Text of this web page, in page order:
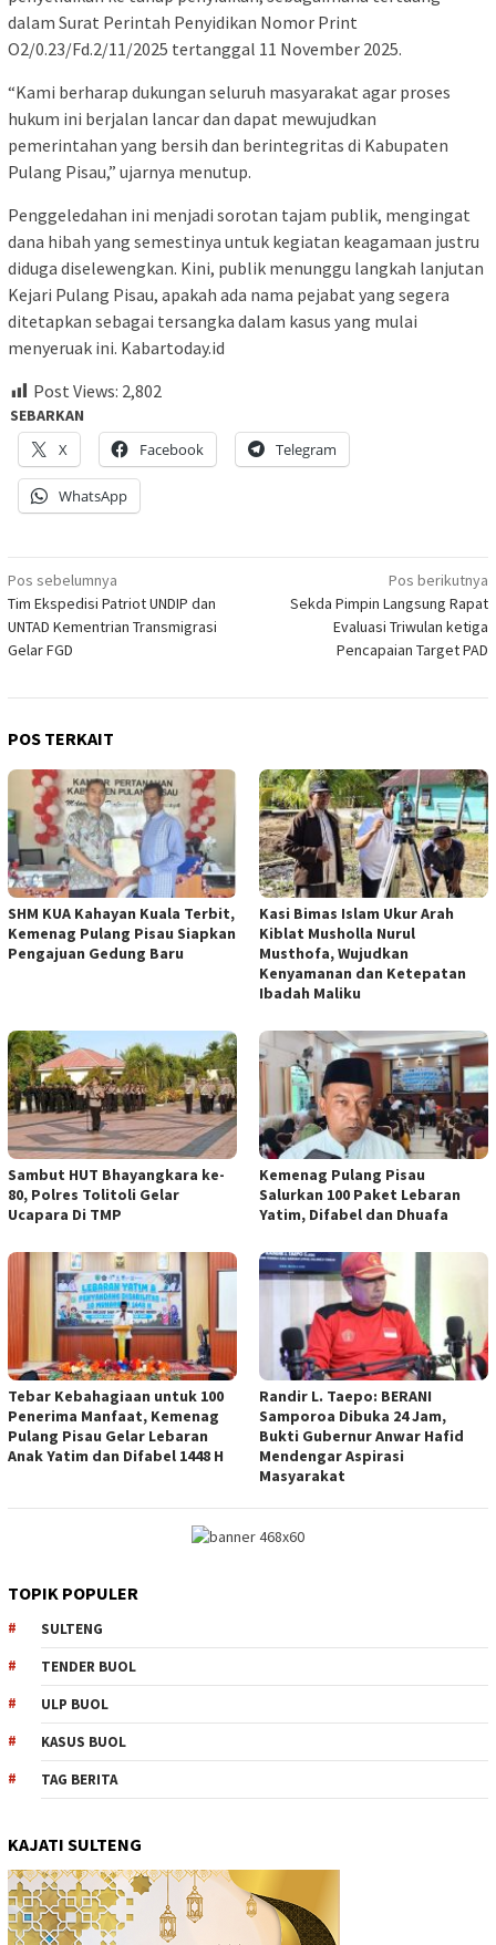
dalam Surat Perintah Penyidikan Nomor Print
O2/0.23/Fd.2/11/2025 tertanggal 11 November 2025.
“Kami berharap dukungan seluruh masyarakat agar proses
hukum ini berjalan lancar dan dapat mewujudkan
pemerintahan yang bersih dan berintegritas di Kabupaten
Pulang Pisau,” ujarnya menutup.
Penggeledahan ini menjadi sorotan tajam publik, mengingat
dana hibah yang semestinya untuk kegiatan keagamaan justru
diduga diselewengkan. Kini, publik menunggu langkah lanjutan
Kejari Pulang Pisau, apakah ada nama pejabat yang segera
ditetapkan sebagai tersangka dalam kasus yang mulai
menyeruak ini. Kabartoday.id
Post Views: 2,802
SEBARKAN
X
Facebook Telegram
WhatsApp
Navigasi
pos
Pos sebelumnya
Tim Ekspedisi Patriot UNDIP dan
UNTAD Kementrian Transmigrasi
Gelar FGD
Pos berikutnya
Sekda Pimpin Langsung Rapat
Evaluasi Triwulan ketiga
Pencapaian Target PAD
POS TERKAIT
SHM KUA Kahayan Kuala Terbit,
Kemenag Pulang Pisau Siapkan
Pengajuan Gedung Baru
Kasi Bimas Islam Ukur Arah
Kiblat Musholla Nurul
Musthofa, Wujudkan
Kenyamanan dan Ketepatan
Ibadah Maliku
Sambut HUT Bhayangkara ke-
80, Polres Tolitoli Gelar
Ucapara Di TMP
Kemenag Pulang Pisau
Salurkan 100 Paket Lebaran
Yatim, Difabel dan Dhuafa
Tebar Kebahagiaan untuk 100
Penerima Manfaat, Kemenag
Pulang Pisau Gelar Lebaran
Anak Yatim dan Difabel 1448 H
Randir L. Taepo: BERANI
Samporoa Dibuka 24 Jam,
Bukti Gubernur Anwar Hafid
Mendengar Aspirasi
Masyarakat
TOPIK POPULER
SULTENG
TENDER BUOL
ULP BUOL
KASUS BUOL
TAG BERITA
KAJATI SULTENG